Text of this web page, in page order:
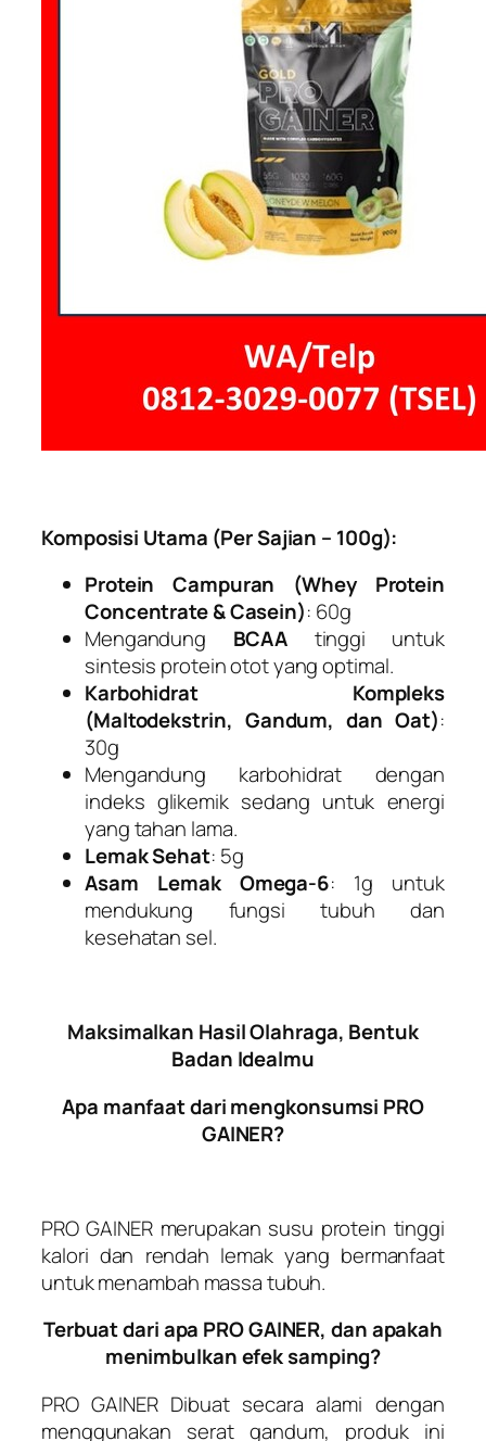
Komposisi Utama (Per Sajian – 100g):
Protein Campuran (Whey Protein
Concentrate & Casein): 60g
Mengandung BCAA tinggi untuk
sintesis protein otot yang optimal.
Karbohidrat Kompleks
(Maltodekstrin, Gandum, dan Oat):
30g
Mengandung karbohidrat dengan
indeks glikemik sedang untuk energi
yang tahan lama.
Lemak Sehat: 5g
Asam Lemak Omega-6: 1g untuk
mendukung fungsi tubuh dan
kesehatan sel.
Maksimalkan Hasil Olahraga, Bentuk
Badan Idealmu
Apa manfaat dari mengkonsumsi PRO
GAINER?
PRO GAINERmerupakan susu protein tinggi
kalori dan rendah lemak yang bermanfaat
untuk menambah massa tubuh.
Terbuat dari apa PRO GAINER, dan apakah
menimbulkan efek samping?
PRO GAINERDibuat secara alami dengan
menggunakan serat gandum, produk ini